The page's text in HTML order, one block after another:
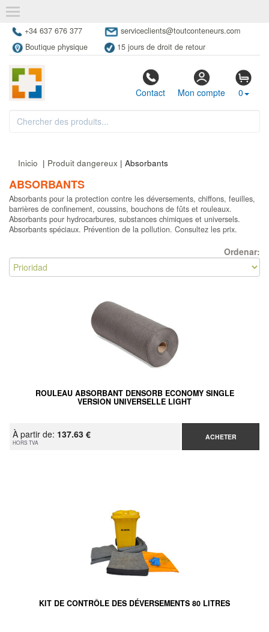
+34 637 676 377
serviceclients@toutconteneurs.com
Boutique physique
15 jours de droit de retour
Contact Mon compte 0
Inicio | Produit dangereux | Absorbants
ABSORBANTS
Absorbants pour la protection contre les déversements, chiffons, feuilles,
barrières de confinement, coussins, bouchons de fûts et rouleaux.
Absorbants pour hydrocarbures, substances chimiques et universels.
Absorbants spéciaux. Prévention de la pollution. Consultez les prix.
Ordenar:
ROULEAU ABSORBANT DENSORB ECONOMY SINGLE
VERSION UNIVERSELLE LIGHT
À partir de: 137.63 €
HORS TVA
ACHETER
KIT DE CONTRÔLE DES DÉVERSEMENTS 80 LITRES